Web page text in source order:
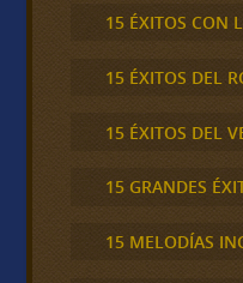
15 ÉXITOS CON
15 ÉXITOS DEL
15 ÉXITOS DEL
15 GRANDES
15 MELODÍAS